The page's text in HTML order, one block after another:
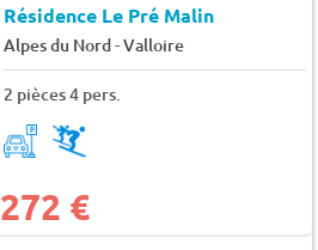
Résidence Le Pré Malin
Alpes du Nord-Valloire
2 pièces 4 pers.
272 €